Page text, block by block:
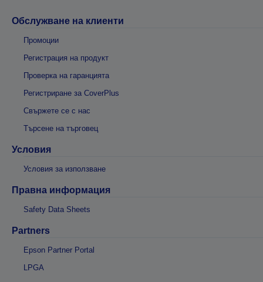
Обслужване на клиенти
Промоции
Регистрация на продукт
Проверка на гаранцията
Регистриране за CoverPlus
Свържете се с нас
Търсене на търговец
Условия
Условия за използване
Правна информация
Safety Data Sheets
Partners
Epson Partner Portal
LPGA